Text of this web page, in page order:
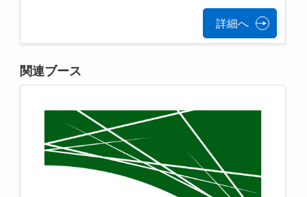
詳細へ
関連ブース